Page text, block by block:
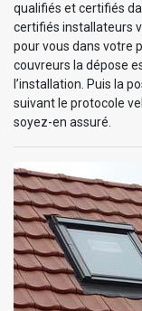
qualifiés et certifiés
certifiés installateurs
pour vous dans votre
couvreurs la dépose
l’installation. Puis la
suivant le protocole
soyez-en assuré.